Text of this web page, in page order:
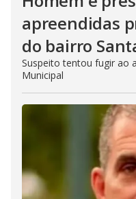
apreendidas
do bairro
Suspeito tentou fugir ao
Municipal